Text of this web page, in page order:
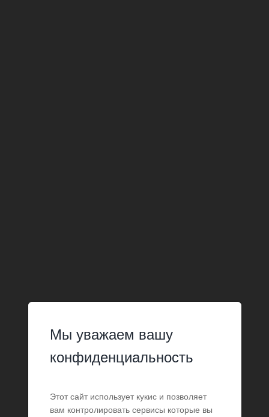
Мы уважаем вашу
конфиденциальность
Этот сайт использует кукис и позволяет
вам контролировать сервисы которые вы